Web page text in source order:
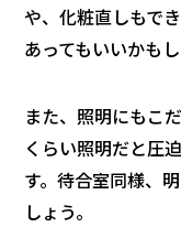
や、化粧直しもで
あってもいいかもし
また、照明にもこ
くらい照明だと圧
す。待合室同様、
しょう。